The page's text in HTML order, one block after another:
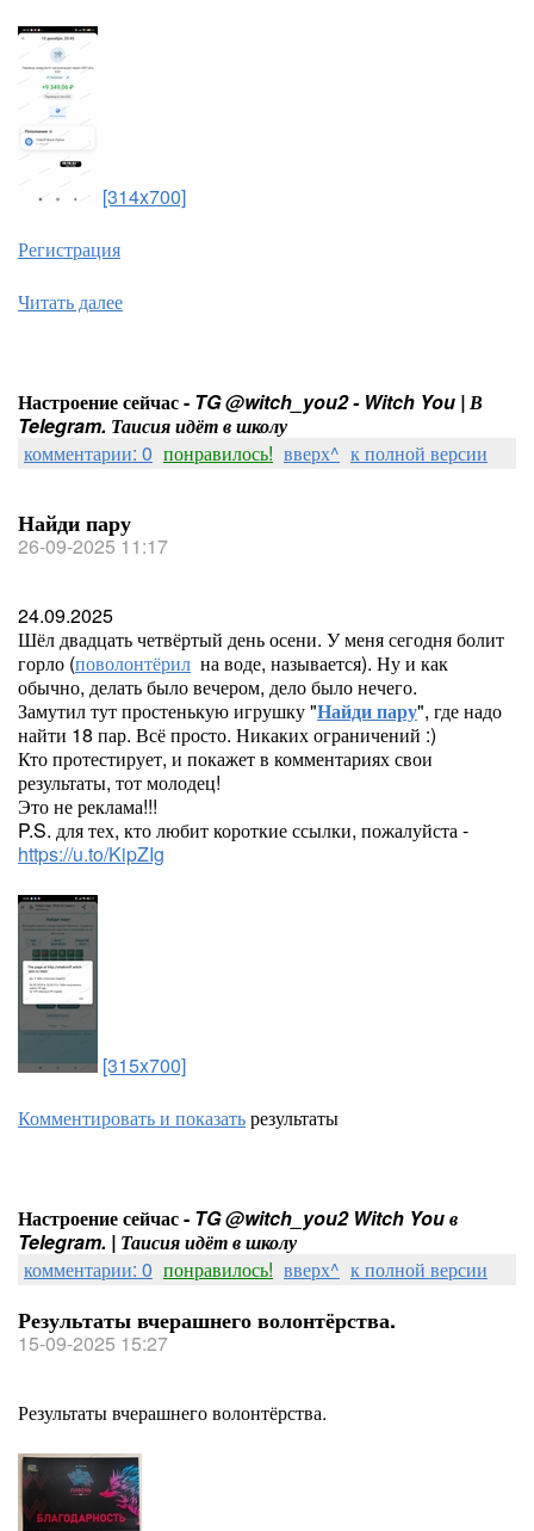
[314x700]
Регистрация
Читать далее
Настроение сейчас - TG @witch_you2 - Witch You | В
Telegram. Таисия идёт в школу
комментарии: 0 понравилось! вверх^ к полной версии
Найди пару
26-09-2025 11:17
24.09.2025
Шёл двадцать четвёртый день осени. У меня сегодня болит
горло (поволонтёрил на воде, называется). Ну и как
обычно, делать было вечером, дело было нечего.
Замутил тут простенькую игрушку "Найди пару", где надо
найти 18 пар. Всё просто. Никаких ограничений :)
Кто протестирует, и покажет в комментариях свои
результаты, тот молодец!
Это не реклама!!!
P.S. для тех, кто любит короткие ссылки, пожалуйста -
https://u.to/KipZIg
[315x700]
Комментировать и показатьрезультаты
Настроение сейчас - TG @witch_you2 Witch You в
Telegram. | Таисия идёт в школу
комментарии: 0 понравилось! вверх^ к полной версии
Результаты вчерашнего волонтёрства.
15-09-2025 15:27
Результаты вчерашнего волонтёрства.